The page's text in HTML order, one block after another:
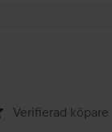
skapades 6 år
Verifierad köpare